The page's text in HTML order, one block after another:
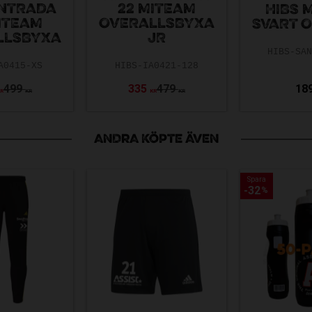
499 KR
22 MITEAM
OVERALLSBYXA
JR
335 KR479 KR
HIBS
SVART
ANDRA KÖPTE ÄVEN
Spara
32%
Spara
32%